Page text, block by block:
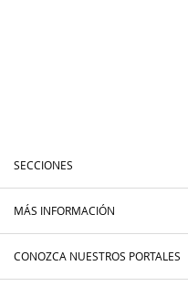
SECCIONES
MÁS INFORMACIÓN
CONOZCA NUESTROS PORTALES